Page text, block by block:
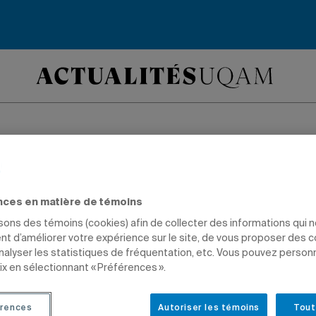
de littérature
Javier Vargas de Luna remporte
mexicain pour son dernier roman.
TÊTES D'AFFICHE PRIX ET DISTINCTIONS CHARGÉS DE
en matière de témoins
des témoins (cookies) afin de collecter des informations qui
d’améliorer votre expérience sur le site, de vous proposer des
les statistiques de fréquentation, etc. Vous pouvez
en sélectionnant « Préférences ».
Autoriser les témoins